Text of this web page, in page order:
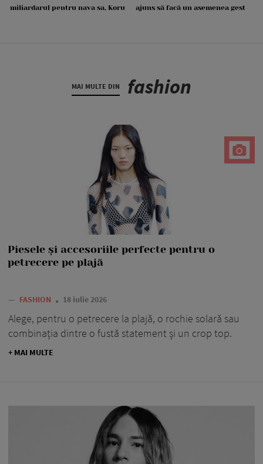
miliardarul pentru nava sa, Koru
ajuns să facă un asemenea gest
MAI MULTE DIN fashion
Piesele și accesoriile perfecte pentru o
petrecere pe plajă
— FASHION 18 iulie 2026
Alege, pentru o petrecere la plajă, o rochie solară sau
combinația dintre o fustă statement și un crop top.
+ MAI MULTE